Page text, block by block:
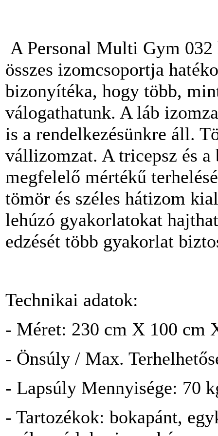
A Personal Multi Gym 032
összes izomcsoportja
bizonyítéka, hogy több,
válogathatunk. A láb
is a rendelkezésünkre áll.
vállizomzat. A tricepsz és
megfelelő mértékű
tömör és széles hátizom
lehúzó gyakorlatokat
edzését több gyakorlat
Technikai adatok:
- Méret: 230 cm X 100 cm
- Önsúly / Max.
- Lapsúly Mennyisége: 70
- Tartozékok: bokapánt,